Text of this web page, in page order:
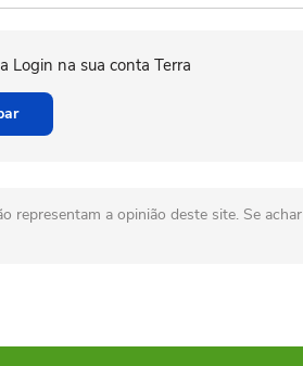
Login na sua conta Terra
representam a opinião deste site. Se achar